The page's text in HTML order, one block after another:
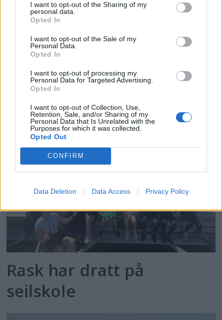
I want to opt-out of the Sharing of my
personal data.
Opted In
I want to opt-out of the Sale of my
Personal Data.
Opted In
I want to opt-out of processing my
Personal Data for Targeted Advertising.
Opted In
I want to opt-out of Collection, Use,
Retention, Sale, and/or Sharing of my
Personal Data that Is Unrelated with the
Purposes for which it was collected.
Opted Out
CONFIRM
Data Deletion Data Access Privacy Policy
– Skal til Risør
trebåtfestival
Rask har dratt på
seilskole